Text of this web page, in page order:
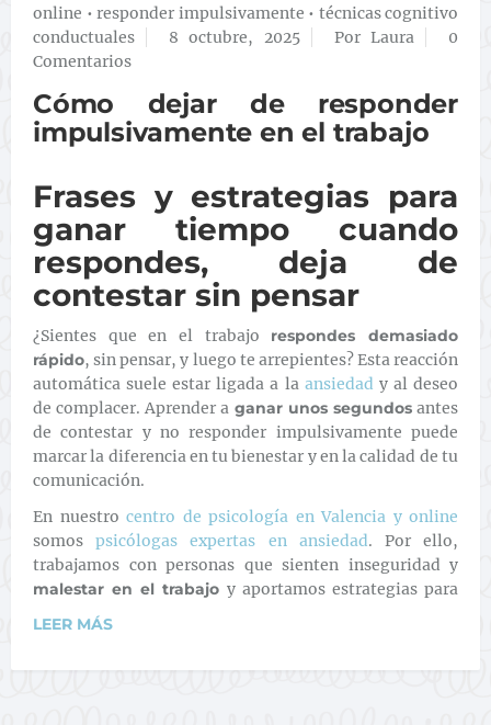
online • responder impulsivamente • técnicas cognitivo
conductuales
8 octubre, 2025 Por Laura
0
Comentarios
Cómo dejar de responder
impulsivamente en el trabajo
Frases y estrategias para
ganar tiempo cuando
respondes, deja de
contestar sin pensar
¿Sientes que en el trabajo respondes demasiado
rápido, sin pensar, y luego te arrepientes? Esta reacción
automática suele estar ligada a laansiedad y al deseo
de complacer. Aprender a ganar unos segundos antes
de contestar y no responder impulsivamente puede
marcar la diferencia en tu bienestar y en la calidad de tu
comunicación.
En nuestro centro de psicología en Valencia y online
somospsicólogas expertas en ansiedad. Por ello,
trabajamos con personas que sienten inseguridad y
malestar en el trabajo y aportamos estrategias para
LEER MÁS